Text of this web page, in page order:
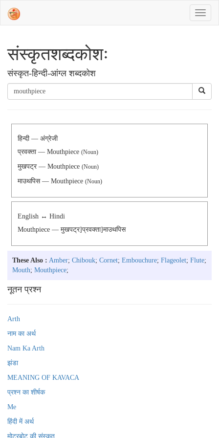
संस्‍कृतशब्‍दकोशः
संस्‍कृत-हिन्दी-आंग्ल शब्दकोश
हिन्दी — अंग्रेजी
प्रवक्ता — Mouthpiece (Noun)
मुखपट्र — Mouthpiece (Noun)
माउथपिस — Mouthpiece (Noun)
English ↔ Hindi
Mouthpiece — मुखपट्र]प्रवक्ता]माउथपिस
These Also : Amber; Chibouk; Cornet; Embouchure; Flageolet; Flute;
Mouth; Mouthpiece;
नूतन प्रश्न
Arth
नाम का अर्थ
Nam Ka Arth
झंडा
MEANING OF KAVACA
प्रश्न का शीर्षक
Me
हिंदी में अर्थ
मोटरबोट की संस्कृत